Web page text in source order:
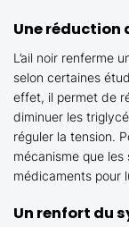
Une réduction
L’ail noir renferme
selon certaines
effet, il permet de
diminuer les
réguler la tension.
mécanisme que
médicaments pour
Un renfort du